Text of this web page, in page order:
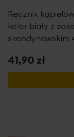
Ręcznik
kolor biały z
skandynawskim
41,90 zł